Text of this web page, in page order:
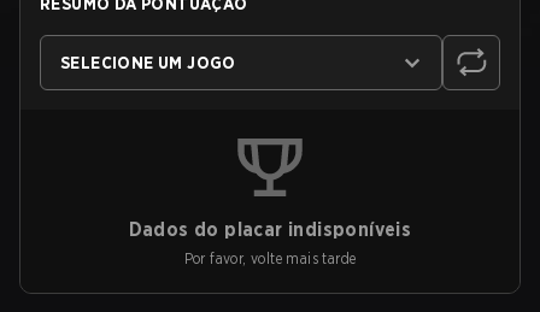
SELECIONE UM JOGO
Dados do placar indisponíveis
Por favor, volte mais tarde